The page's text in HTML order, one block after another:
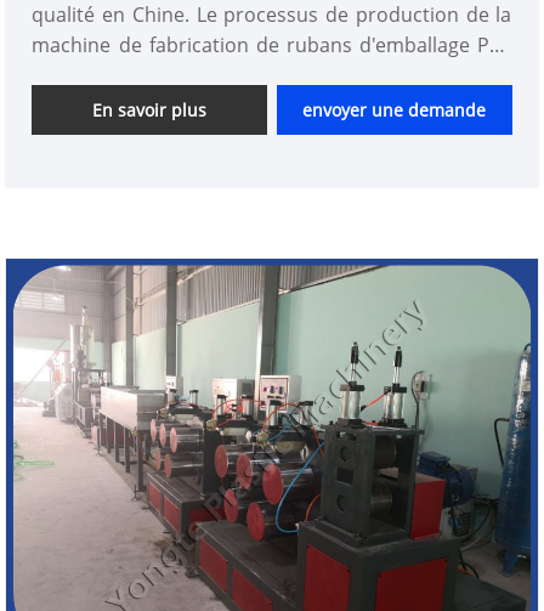
qualité en Chine. Le processus de production de la
machine de fabrication de rubans d'emballage PET
dans l'extrudeuse, à les façonner en une sangle
uniforme avec la tête de filière, puis à les refroidir.
d'enroulement et le couper à la longueur requise
avec la machine de découpe.
En savoir plus envoyer une demande